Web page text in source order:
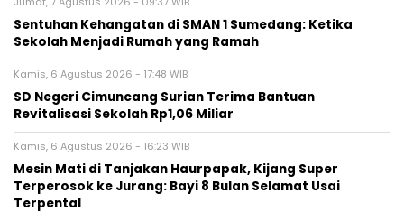
Sentuhan Kehangatan di SMAN 1 Sumedang: Ketika
Sekolah Menjadi Rumah yang Ramah
Kamis, 6 Agustus 2026 - 17:48 WIB
SD Negeri Cimuncang Surian Terima Bantuan
Revitalisasi Sekolah Rp1,06 Miliar
Kamis, 6 Agustus 2026 - 16:23 WIB
Mesin Mati di Tanjakan Haurpapak, Kijang Super
Terperosok ke Jurang: Bayi 8 Bulan Selamat Usai
Terpental